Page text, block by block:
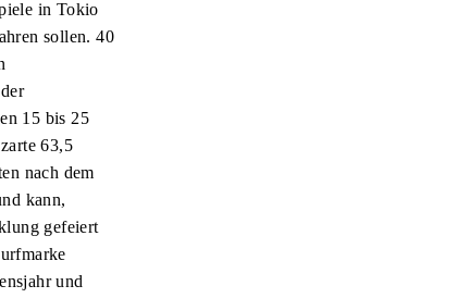
in Tokio
sollen. 40
15 bis 25
63,5
nach dem
kann,
gefeiert
und